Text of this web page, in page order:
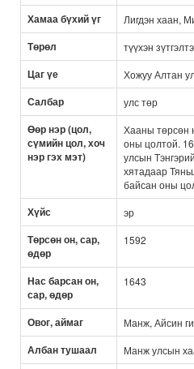
Хамаа бүхий үг Лигдэн хаан,
Төрөл түүхэн
Цаг үе Хожуу Алтан
Салбар улс төр
Өөр нэр (цол,
сүмийн цол, хоч
нэр гэх мэт)
Хааны төрсөн
оны цолтой.
улсын
хятадаар
байсан оны
Хүйс эр
Төрсөн он, сар,
өдөр
1592
Нас барсан он,
сар, өдөр
1643
Овог, аймаг Манж, Айсин
Албан тушаал Манж улсын